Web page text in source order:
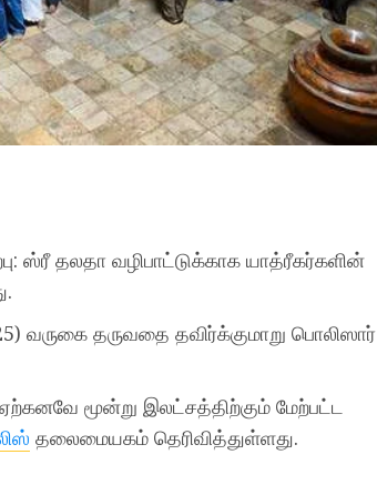
ஸ்ரீ தலதா வழிபாட்டுக்காக யாத்ரீகர்களின்
வருகை தருவதை தவிர்க்குமாறு பொலிஸார்
மூன்று இலட்சத்திற்கும் மேற்பட்ட
தலைமையகம் தெரிவித்துள்ளது.